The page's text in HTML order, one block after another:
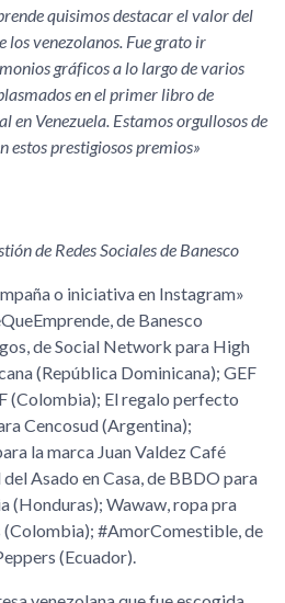
quisimos destacar el valor del
venezolanos. Fue grato ir
gráficos a lo largo de varios
en el primer libro de
Venezuela. Estamos orgullosos de
estos prestigiosos premios»
de Redes Sociales de Banesco
o iniciativa en Instagram»
de Banesco
de Social Network para High
(República Dominicana); GEF
(Colombia); El regalo perfecto
Cencosud (Argentina);
la marca Juan Valdez Café
Asado en Casa, de BBDO para
(Honduras); Wawaw, ropa pra
#AmorComestible, de
(Ecuador).